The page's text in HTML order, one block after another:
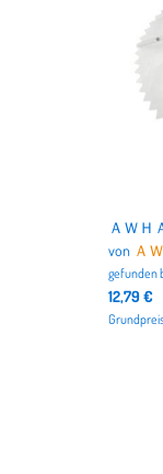
von Ａ
gefunden
12,79 €